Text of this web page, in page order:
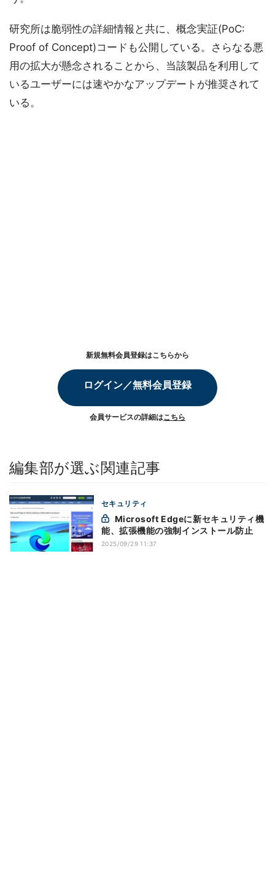
研究所は脆弱性の詳細情報と共に、概念実証(PoC:
Proof of Concept)コードも公開している。さらなる悪
用の拡大が懸念されることから、当該製品を利用して
いるユーザーには速やかなアップデートが推奨されて
いる。
新規無料会員登録はこちらから
ログイン／無料会員登録
会員サービスの詳細はこちら
編集部が選ぶ関連記事
セキュリティ
能、拡張機能の強制インストール防止
2025/09/29 11:37